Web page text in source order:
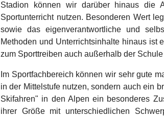
Stadion können wir darüber hinaus die
Sportunterricht nutzen. Besonderen Wert
sowie das eigenverantwortliche und
Methoden und Unterrichtsinhalte hinaus ist
zum Sporttreiben auch außerhalb der
Im Sportfachbereich können wir sehr gute
in der Mittelstufe nutzen, sondern auch ein
Skifahren" in den Alpen ein besonderes
ihrer Größe mit unterschiedlichen